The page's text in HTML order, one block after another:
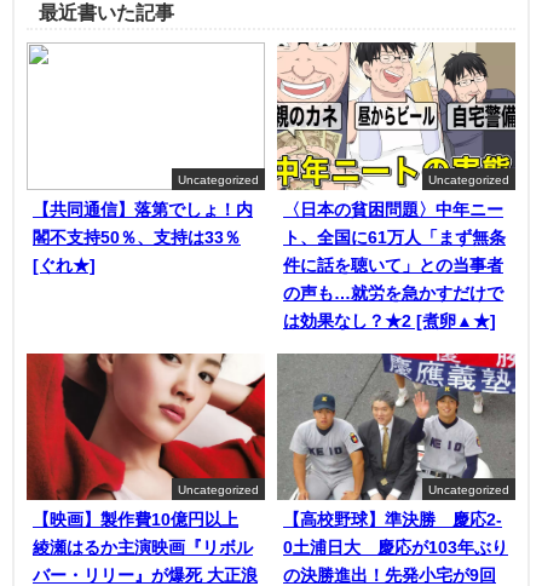
最近書いた記事
Uncategorized
【共同通信】落第でしょ！内
閣不支持50％、支持は33％
[ぐれ★]
Uncategorized
〈日本の貧困問題〉中年ニー
ト、全国に61万人「まず無条
件に話を聴いて」との当事者
の声も…就労を急かすだけで
は効果なし？★2 [煮卵▲★]
Uncategorized
【映画】製作費10億円以上
綾瀬はるか主演映画『リボル
バー・リリー』が爆死 大正浪
Uncategorized
【高校野球】準決勝 慶応2-
0土浦日大 慶応が103年ぶり
の決勝進出！先発小宅が9回